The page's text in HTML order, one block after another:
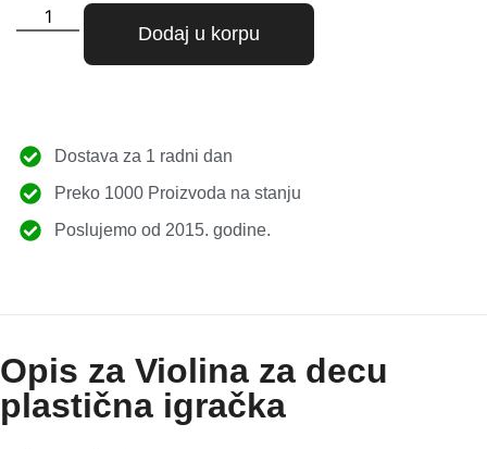
Dodaj u korpu
Dostava za 1 radni dan
Preko 1000 Proizvoda na stanju
Poslujemo od 2015. godine.
Opis za Violina za decu
plastična igračka